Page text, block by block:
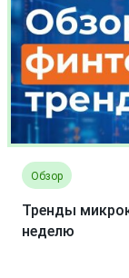
Обзор
Тренды
неделю